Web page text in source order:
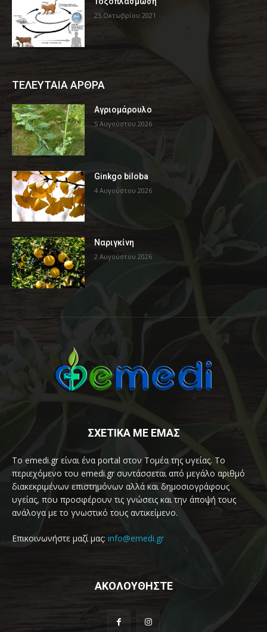
25 Οκτωβρίου 2021
ΤΕΛΕΥΤΑΙΑ ΑΡΘΡΑ
Αγριομάρουλο
5 Αυγούστου 2026
Ginkgo biloba
4 Αυγούστου 2026
Ναριγκίνη
2 Αυγούστου 2026
ΣΧΕΤΙΚΑ ΜΕ ΕΜΑΣ
Το emedi.gr είναι ένα portal στον Τομέα της υγείας. Το
περιεχόμενο του emedi.gr συντάσσεται από μεγάλο αριθμό
διακεκριμένων επιστημόνων αλλά και δημοσιογράφους
υγείας, που προσφέρουν τις γνώσεις και την άποψή τους
ανάλογα με το γνωστικό τους αντικείμενο.
Επικοινωνήστε μαζί μας: info@emedi.gr
ΑΚΟΛΟΥΘΗΣΤΕ